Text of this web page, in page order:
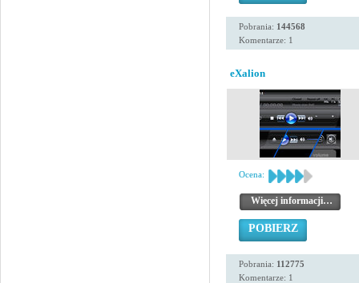
Pobrania: 144568
Komentarze: 1
eXalion
Ocena:
Więcej informacji…
POBIERZ
Pobrania: 112775
Komentarze: 1